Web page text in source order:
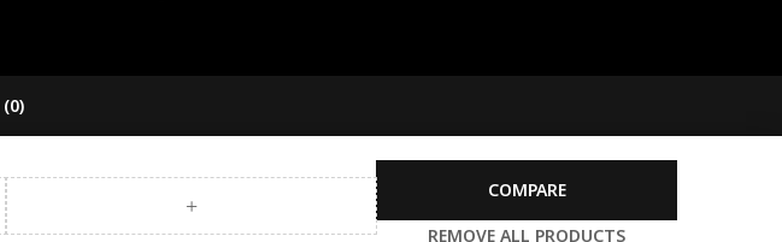
(0)
COMPARE
REMOVE ALL PRODUCTS